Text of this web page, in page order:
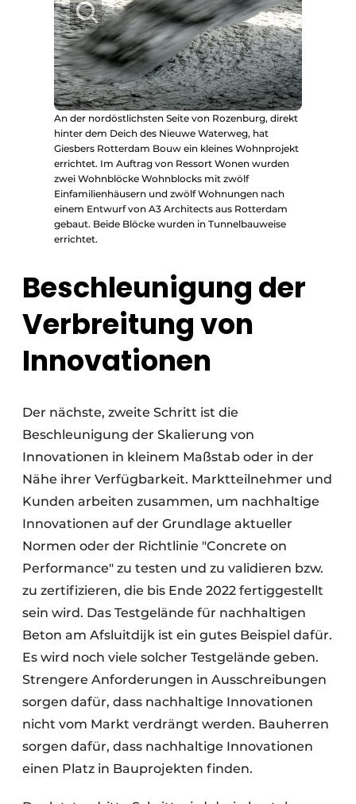
An der nordöstlichsten Seite von Rozenburg, direkt
hinter dem Deich des Nieuwe Waterweg, hat
Giesbers Rotterdam Bouw ein kleines Wohnprojekt
errichtet. Im Auftrag von Ressort Wonen wurden
zwei Wohnblöcke Wohnblocks mit zwölf
Einfamilienhäusern und zwölf Wohnungen nach
einem Entwurf von A3 Architects aus Rotterdam
gebaut. Beide Blöcke wurden in Tunnelbauweise
errichtet.
Beschleunigung der
Verbreitung von
Innovationen
Der nächste, zweite Schritt ist die
Beschleunigung der Skalierung von
Innovationen in kleinem Maßstab oder in der
Nähe ihrer Verfügbarkeit. Marktteilnehmer und
Kunden arbeiten zusammen, um nachhaltige
Innovationen auf der Grundlage aktueller
Normen oder der Richtlinie "Concrete on
Performance" zu testen und zu validieren bzw.
zu zertifizieren, die bis Ende 2022 fertiggestellt
sein wird. Das Testgelände für nachhaltigen
Beton am Afsluitdijk ist ein gutes Beispiel dafür.
Es wird noch viele solcher Testgelände geben.
Strengere Anforderungen in Ausschreibungen
sorgen dafür, dass nachhaltige Innovationen
nicht vom Markt verdrängt werden. Bauherren
sorgen dafür, dass nachhaltige Innovationen
einen Platz in Bauprojekten finden.